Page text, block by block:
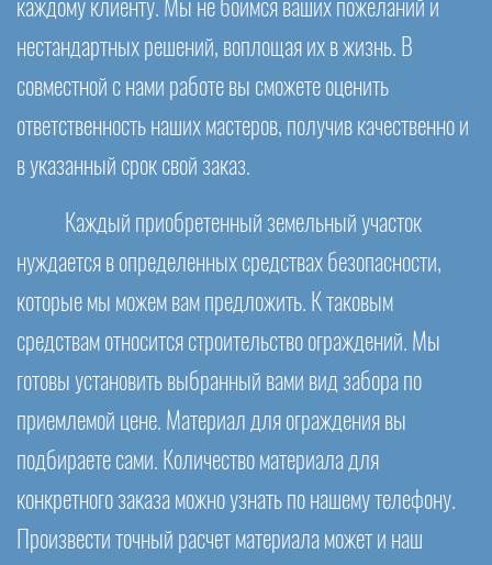
каждому клиенту. Мы не боимся ваших пожеланий и
нестандартных решений, воплощая их в жизнь. В
совместной с нами работе вы сможете оценить
ответственность наших мастеров, получив качественно и
в указанный срок свой заказ.
Каждый приобретенный земельный участок
нуждается в определенных средствах безопасности,
которые мы можем вам предложить. К таковым
средствам относится строительство ограждений. Мы
готовы установить выбранный вами вид забора по
приемлемой цене. Материал для ограждения вы
подбираете сами. Количество материала для
конкретного заказа можно узнать по нашему телефону.
Произвести точный расчет материала может и наш